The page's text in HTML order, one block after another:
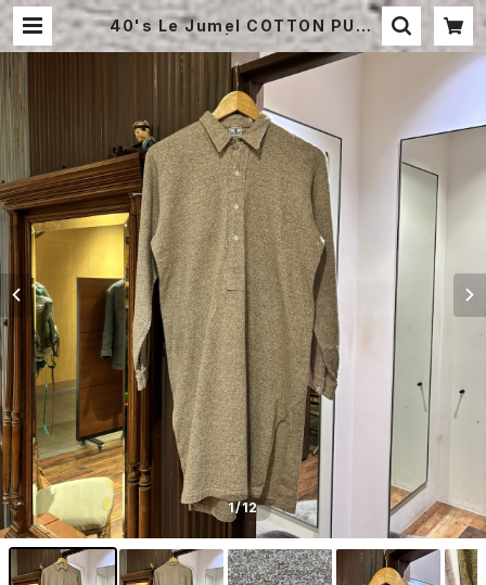
40's Le Jumel COTTON PULL
OVER SHIRT | STRAYSHEEP O
NLINE
1/12